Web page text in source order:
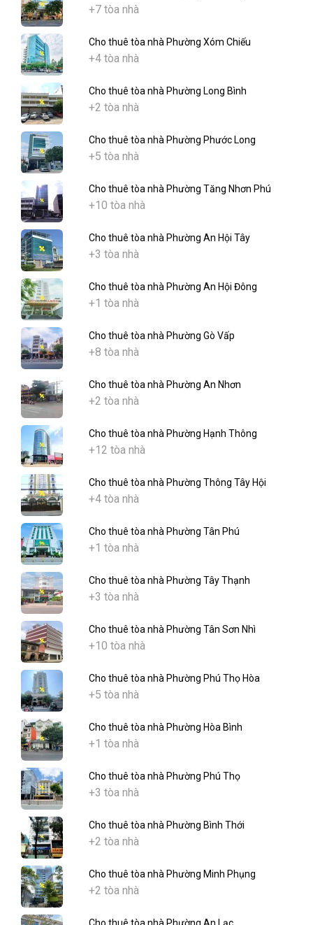
+7 tòa nhà
Cho thuê tòa nhà Phường Xóm Chiếu
+4 tòa nhà
Cho thuê tòa nhà Phường Long Bình
+2 tòa nhà
Cho thuê tòa nhà Phường Phước Long
+5 tòa nhà
Cho thuê tòa nhà Phường Tăng Nhơn Phú
+10 tòa nhà
Cho thuê tòa nhà Phường An Hội Tây
+3 tòa nhà
Cho thuê tòa nhà Phường An Hội Đông
+1 tòa nhà
Cho thuê tòa nhà Phường Gò Vấp
+8 tòa nhà
Cho thuê tòa nhà Phường An Nhơn
+2 tòa nhà
Cho thuê tòa nhà Phường Hạnh Thông
+12 tòa nhà
Cho thuê tòa nhà Phường Thông Tây Hội
+4 tòa nhà
Cho thuê tòa nhà Phường Tân Phú
+1 tòa nhà
Cho thuê tòa nhà Phường Tây Thạnh
+3 tòa nhà
Cho thuê tòa nhà Phường Tân Sơn Nhì
+10 tòa nhà
Cho thuê tòa nhà Phường Phú Thọ Hòa
+5 tòa nhà
Cho thuê tòa nhà Phường Hòa Bình
+1 tòa nhà
Cho thuê tòa nhà Phường Phú Thọ
+3 tòa nhà
Cho thuê tòa nhà Phường Bình Thới
+2 tòa nhà
Cho thuê tòa nhà Phường Minh Phụng
+2 tòa nhà